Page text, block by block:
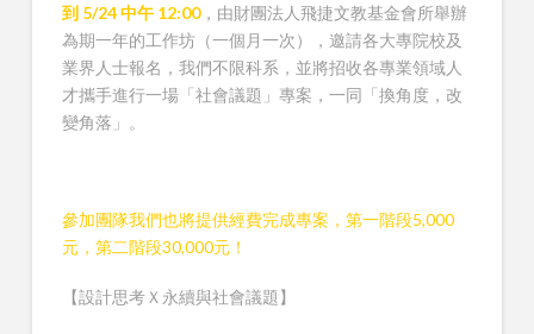
到 5/24 中午 12:00，由財團法人飛捷文教基金會所舉辦
為期一年的工作坊（一個月一次），邀請各大專院校及
業界人士報名，我們不限科系，並將招收各專業領域人
才攜手進行一場「社會議題」專案，一同「換角度，改
變角落」。
參加團隊我們也將提供經費完成專案，第一階段5,000
元，第二階段30,000元！
【設計思考Ｘ永續與社會議題】